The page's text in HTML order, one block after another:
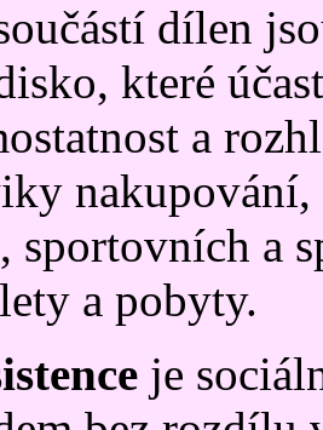
dílen
které
a
nakupování,
a
a pobyty.
je